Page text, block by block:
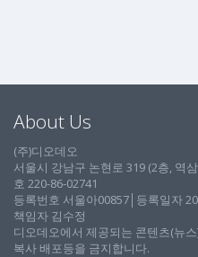
About Us
(주)디오데오
서울시 강남구 논현로 319 (2층, 역
호 220-86-02741
등록번호 서울아00857│등록일자
책임자 김수정
디오데오에서 제공되는 콘텐츠(뉴
복사 배포등을 금지합니다.